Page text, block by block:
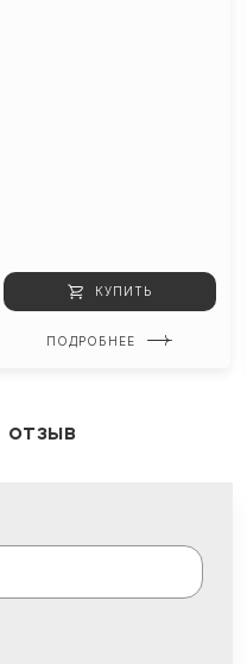
КУПИТЬ
ПОДРОБНЕЕ